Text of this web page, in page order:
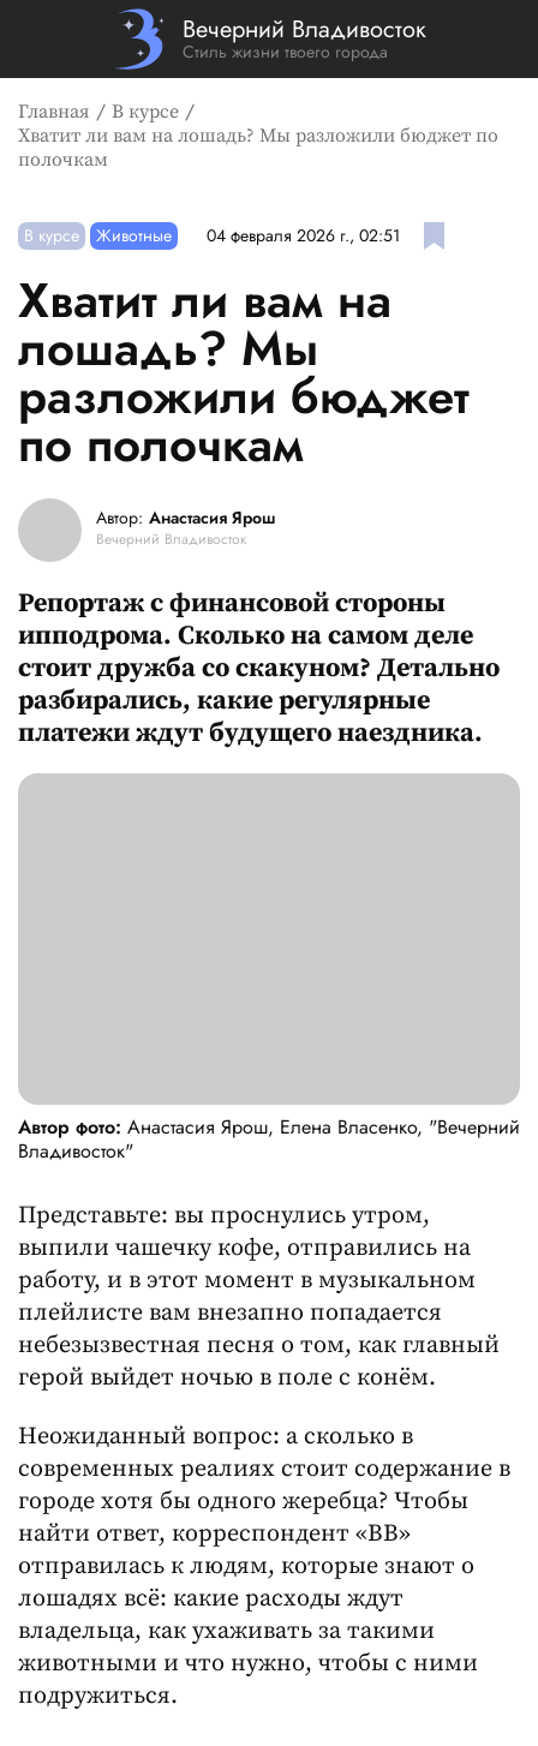
Вечерний Владивосток
Стиль жизни твоего города
Главная
В курсе
Хватит ли вам на лошадь? Мы разложили бюджет по
полочкам
В курсе Животные 04 февраля 2026 г., 02:51
Хватит ли вам на
лошадь? Мы
разложили бюджет
по полочкам
Автор: Анастасия Ярош
Вечерний Владивосток
Репортаж с финансовой стороны
ипподрома. Сколько на самом деле
стоит дружба со скакуном? Детально
разбирались, какие регулярные
платежи ждут будущего наездника.
Автор фото: Анастасия Ярош, Елена Власенко, "Вечерний
Владивосток"
Представьте: вы проснулись утром,
выпили чашечку кофе, отправились на
работу, и в этот момент в музыкальном
плейлисте вам внезапно попадается
небезызвестная песня о том, как главный
герой выйдет ночью в поле с конём.
Неожиданный вопрос: а сколько в
современных реалиях стоит содержание в
городе хотя бы одного жеребца? Чтобы
найти ответ, корреспондент «ВВ»
отправилась к людям, которые знают о
лошадях всё: какие расходы ждут
владельца, как ухаживать за такими
животными и что нужно, чтобы с ними
подружиться.